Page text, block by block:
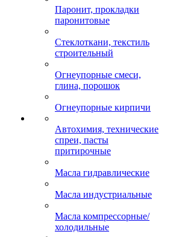
Паронит, прокладки
паронитовые
Стеклоткани, текстиль
строительный
Огнеупорные смеси,
глина, порошок
Огнеупорные кирпичи
Автохимия, технические
спреи, пасты
притирочные
Масла гидравлические
Масла индустриальные
Масла компрессорные/
холодильные